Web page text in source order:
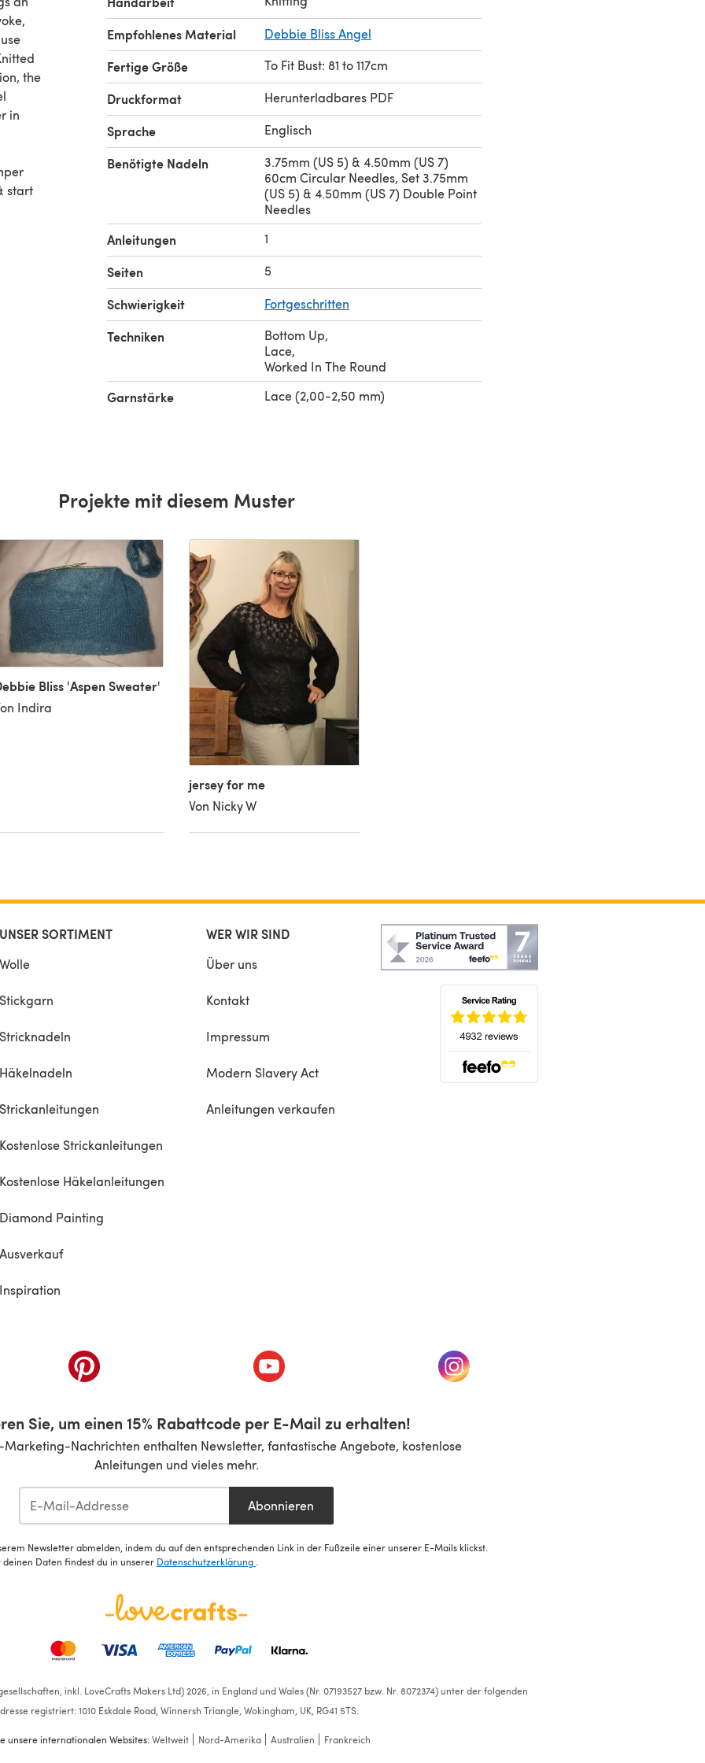
the
in
start
Empfohlenes Material Debbie Bliss Angel
Fertige Größe To Fit Bust: 81 to 117cm
Druckformat Herunterladbares PDF
Sprache Englisch
Benötigte Nadeln
3.75mm (US 5) & 4.50mm (US 7)
60cm Circular Needles, Set 3.75mm
(US 5) & 4.50mm (US 7) Double Point
Needles
Anleitungen 1
Seiten 5
Schwierigkeit Fortgeschritten
Techniken Bottom Up,
Lace,
Worked In The Round
Garnstärke Lace (2,00-2,50 mm)
Projekte mit diesem Muster
Bliss 'Aspen Sweater'
Indira
jersey for me
Von Nicky W
UNSER SORTIMENT
Wolle
Stickgarn
Stricknadeln
Häkelnadeln
Strickanleitungen
Kostenlose Strickanleitungen
Kostenlose Häkelanleitungen
Diamond Painting
Ausverkauf
Inspiration
WER WIR SIND
Über uns
Kontakt
Impressum
Modern Slavery Act
Anleitungen verkaufen
neuen Tab)(öffnet sich in einem neuen Tab)(öffnet sich in einem neuen Tab)(öffnet sich in einem neuen Tab)
Sie, um einen 15% Rabattcode per E-Mail zu erhalten!
Nachrichten enthalten Newsletter, fantastische Angebote, kostenlose
Anleitungen und vieles mehr.
Abonnieren
Newsletter abmelden, indem du auf den entsprechenden Link in der Fußzeile einer unserer E-Mails klickst.
Daten findest du in unserer Datenschutzerklärung
inkl. LoveCrafts Makers Ltd) 2026, in England und Wales (Nr. 07193527 bzw. Nr. 8072374) unter der folgenden
registriert: 1010 Eskdale Road, Winnersh Triangle, Wokingham, UK, RG41 5TS.
unsere internationalen Websites:Weltweit Nord-Amerika Australien Frankreich